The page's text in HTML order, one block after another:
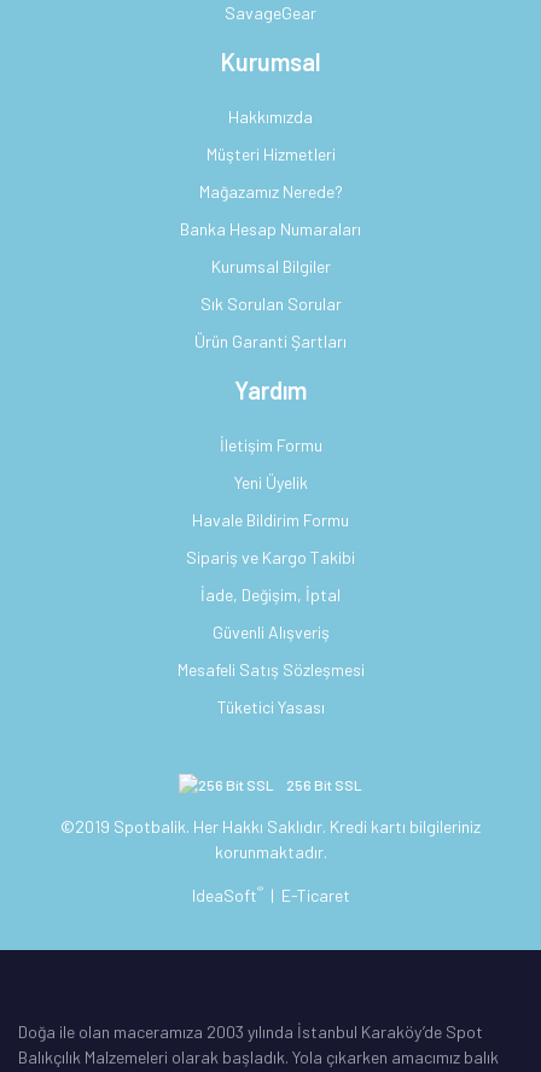
SavageGear
Kurumsal
Hakkımızda
Müşteri Hizmetleri
Mağazamız Nerede?
Banka Hesap Numaraları
Kurumsal Bilgiler
Sık Sorulan Sorular
Ürün Garanti Şartları
Yardım
İletişim Formu
Yeni Üyelik
Havale Bildirim Formu
Sipariş ve Kargo Takibi
İade, Değişim, İptal
Güvenli Alışveriş
Mesafeli Satış Sözleşmesi
Tüketici Yasası
256 Bit SSL
©2019 Spotbalik. Her Hakkı Saklıdır. Kredi kartı bilgileriniz
korunmaktadır.
IdeaSoft® | E-Ticaret
Doğa ile olan maceramıza 2003 yılında İstanbul Karaköy’de Spot
Balıkçılık Malzemeleri olarak başladık. Yola çıkarken amacımız balık